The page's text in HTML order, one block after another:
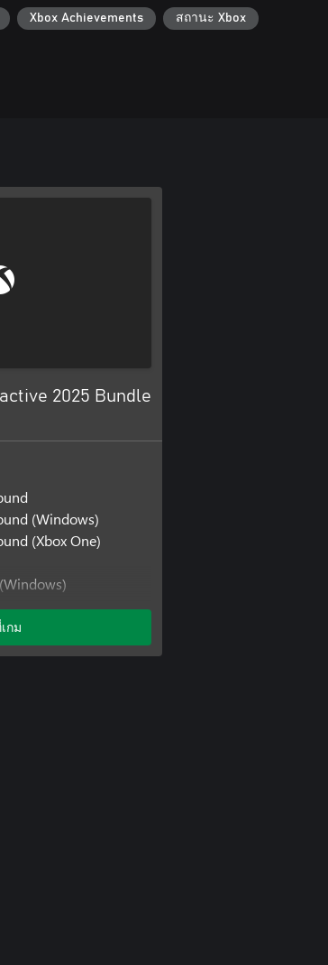
Xbox Achievements สถานะ Xbox
2025 Bundle
(Windows)
(Xbox One)
One)
(Windows)
กม